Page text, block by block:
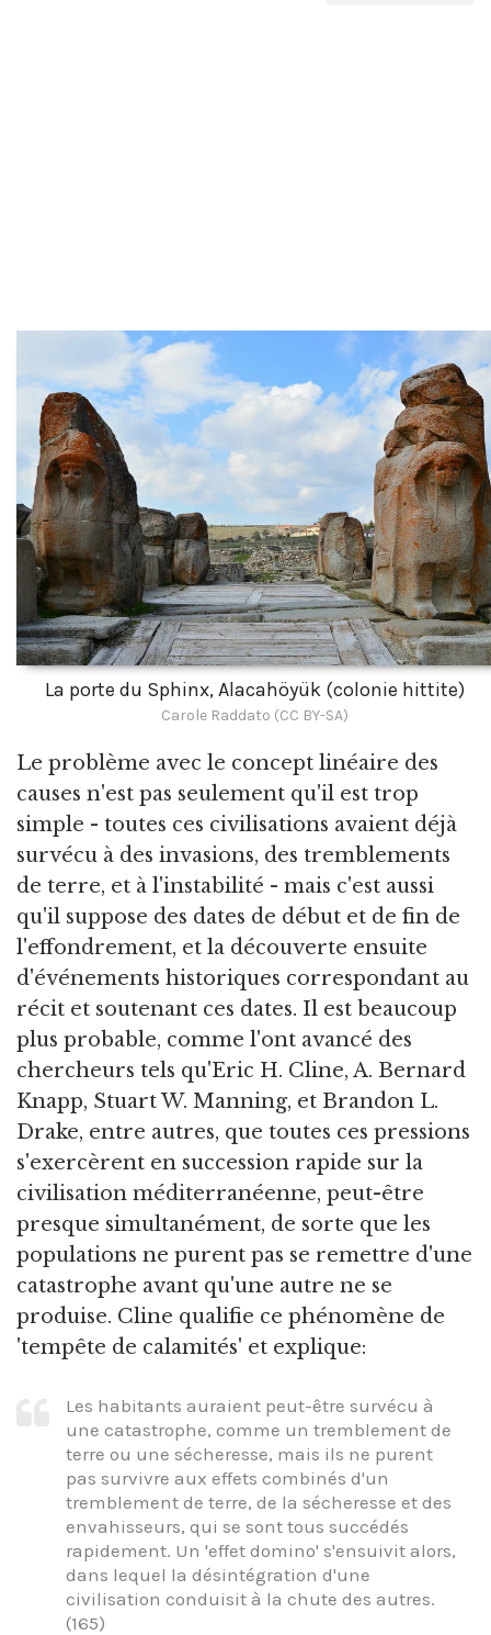
La porte du Sphinx, Alacahöyük (colonie hittite)
Carole Raddato (CC BY-SA)
Le problème avec le concept linéaire des
causes n'est pas seulement qu'il est trop
simple - toutes ces civilisations avaient déjà
survécu à des invasions, des tremblements
de terre, et à l'instabilité - mais c'est aussi
qu'il suppose des dates de début et de fin de
l'effondrement, et la découverte ensuite
d'événements historiques correspondant au
récit et soutenant ces dates. Il est beaucoup
plus probable, comme l'ont avancé des
chercheurs tels qu'Eric H. Cline, A. Bernard
Knapp, Stuart W. Manning, et Brandon L.
Drake, entre autres, que toutes ces pressions
s'exercèrent en succession rapide sur la
civilisation méditerranéenne, peut-être
presque simultanément, de sorte que les
populations ne purent pas se remettre d'une
catastrophe avant qu'une autre ne se
produise. Cline qualifie ce phénomène de
'tempête de calamités' et explique:
Les habitants auraient peut-être survécu à
une catastrophe, comme un tremblement de
terre ou une sécheresse, mais ils ne purent
pas survivre aux effets combinés d'un
tremblement de terre, de la sécheresse et des
envahisseurs, qui se sont tous succédés
rapidement. Un 'effet domino' s'ensuivit alors,
dans lequel la désintégration d'une
civilisation conduisit à la chute des autres.
(165)